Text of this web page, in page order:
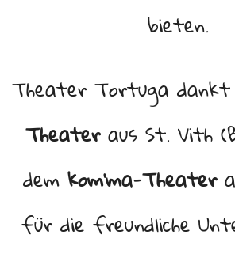
bieten.
Theater Tortuga dankt
Theateraus St. Vith
demkom’ma-Theater
für die freundliche